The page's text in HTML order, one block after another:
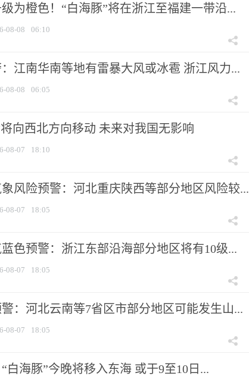
为橙色！“白海豚”将在浙江至福建一带沿...
08-08 06:10
江南华南等地有雷暴大风或冰雹 浙江风力...
08-08 06:05
向西北方向移动 未来对我国无影响
08-07 18:10
风险预警：河北重庆陕西等部分地区风险较...
08-07 18:05
色预警：浙江东部沿海部分地区将有10级...
08-07 18:05
：河北云南等7省区市部分地区可能发生山...
08-07 18:05
白海豚”今晚将移入东海 或于9至10日...